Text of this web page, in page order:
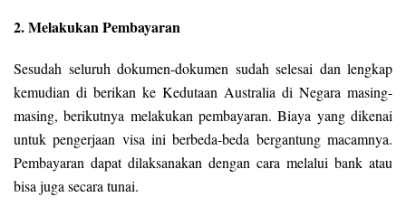
2. Melakukan Pembayaran
Sesudah seluruh dokumen-dokumen sudah selesai dan lengkap
kemudian di berikan ke Kedutaan Australia di Negara masing-
masing, berikutnya melakukan pembayaran. Biaya yang dikenai
untuk pengerjaan visa ini berbeda-beda bergantung macamnya.
Pembayaran dapat dilaksanakan dengan cara melalui bank atau
bisa juga secara tunai.